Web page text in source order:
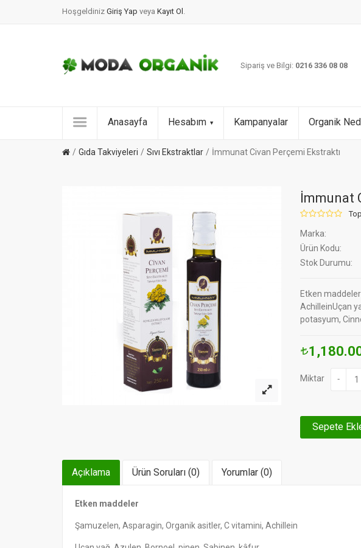
Hoşgeldiniz Giriş Yap veya Kayıt Ol .
Sipariş ve Bilgi: 0216 336 08 08
Anasayfa Hesabım Kampanyalar Organik
Gıda Takviyeleri Sıvı Ekstraktlar İmmunat Civan Perçemi Ekstraktı
İmmunat
Marka:
Ürün Kodu:
Stok Durumu:
Etken
AchilleinUçan
potasyum,
Miktar -
Sepete
Açıklama Ürün Soruları (0) Yorumlar (0)
Etken maddeler
Şamuzelen, Asparagin, Organik asitler, C vitamini, Achillein